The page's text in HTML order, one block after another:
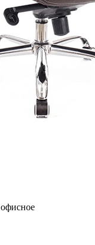
офисное